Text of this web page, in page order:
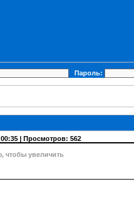
Пароль:
00:35 | Просмотров: 562
чтобы увеличить